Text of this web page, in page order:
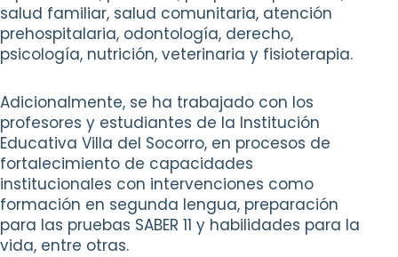
salud familiar, salud comunitaria, atención
prehospitalaria, odontología, derecho,
psicología, nutrición, veterinaria y fisioterapia.
Adicionalmente, se ha trabajado con los
profesores y estudiantes de la Institución
Educativa Villa del Socorro, en procesos de
fortalecimiento de capacidades
institucionales con intervenciones como
formación en segunda lengua, preparación
para las pruebas SABER 11 y habilidades para la
vida, entre otras.